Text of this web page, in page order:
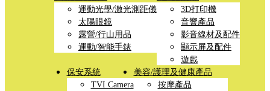
運動光學/激光測距儀
太陽眼鏡
露營/行山用品
運動/智能手錶
3D打印機
音響產品
影音線材及配件
顯示屏及配件
遊戲
保安系統
TVI Camera
美容/護理及健康產品
按摩產品